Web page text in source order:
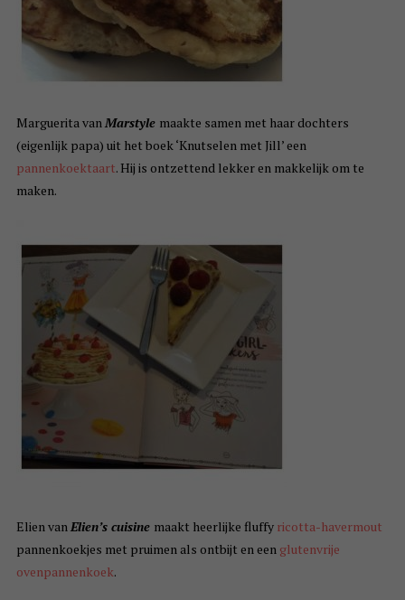
Marguerita vanMarstyle maakte samen met haar dochters
(eigenlijk papa) uit het boek ‘Knutselen met Jill’ een
pannenkoektaart. Hij is ontzettend lekker en makkelijk om te
maken.
Elien vanElien’s cuisine maakt heerlijke fluffy ricotta-havermout
pannenkoekjes met pruimen als ontbijt en een glutenvrije
ovenpannenkoek.